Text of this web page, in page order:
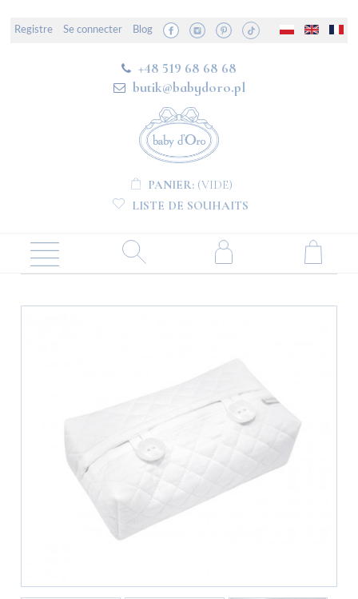
Registre Se connecter Blog
+48 519 68 68 68
butik@babydoro.pl
PANIER: (VIDE)
LISTE DE SOUHAITS